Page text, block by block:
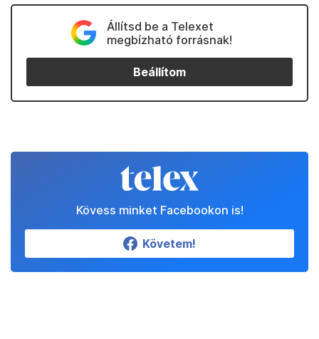
Állítsd be a Telexet
megbízható forrásnak!
Beállítom
Kövess minket Facebookon is!
Követem!